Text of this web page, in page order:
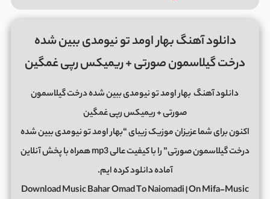
دانلود آهنگ بهار اومد تو نیومدی ببین شده
درخت گیلاسمون صورتی + ریمیکس رپی غمگین
دانلود آهنگبهار اومد تو نیومدی ببین شده درخت گیلاسمون
صورتی + ریمیکس رپی غمگین
اکنون برای شما عزیزان موزیک زیبای “بهار اومد تو نیومدی ببین شده
درخت گیلاسمون صورتی” را با کیفیت عالی mp3 همراه با پخش آنلاین
آماده دانلود کرده ایم.
Download Music Bahar Omad To Naiomadi | On Mifa-Music